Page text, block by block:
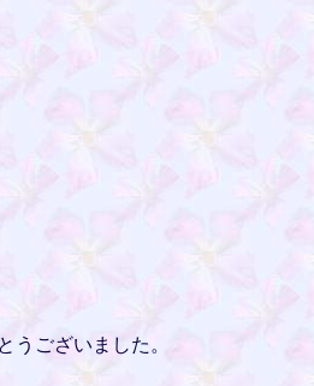
うございました。